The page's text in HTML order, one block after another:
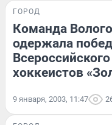
ГОРОД
Команда
одержала
хоккеистов
9 января, 2003, 11:47